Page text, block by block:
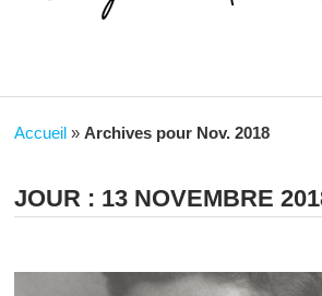
Accueil» Archives pour Nov. 2018
JOUR : 13 NOVEMBRE